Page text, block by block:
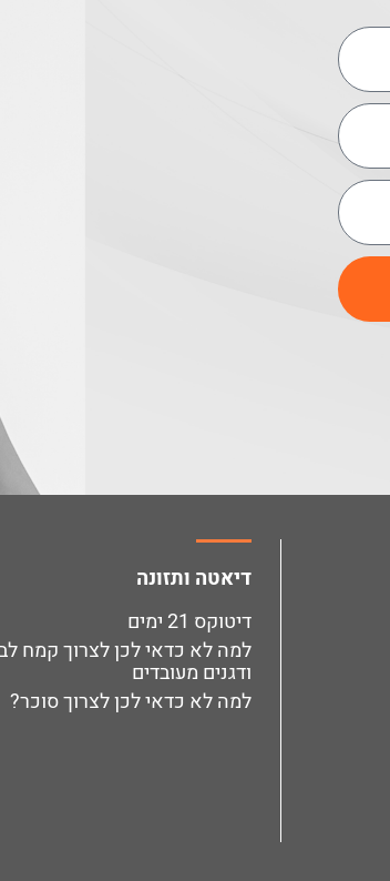
דיאטה ותזונה
דיטוקס 21 ימים
למה לא כדאי לכן לצרוך קמח
ודגנים מעובדים
למה לא כדאי לכן לצרוך סוכר?